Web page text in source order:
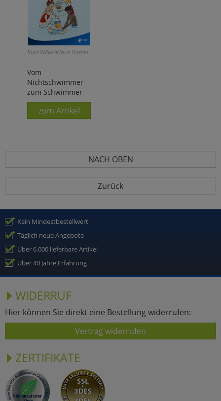
Kurt Wilke/Klaus Daniel
Vom
Nichtschwimmer
zum Schwimmer
zum Artikel
NACH OBEN
Zurück
Kein Mindestbestellwert
Täglich neue Angebote
Über 6.000 lieferbare Artikel
Über 40 Jahre Erfahrung
WIDERRUF
Hier können Sie direkt eine Bestellung widerrufen:
Vertrag widerrufen
ZERTIFIKATE